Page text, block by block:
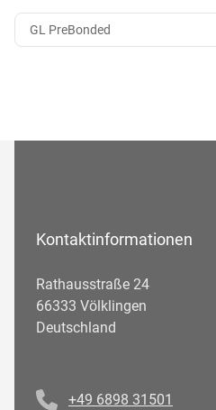
GL PreBonded
Kontaktinformationen
Rathausstraße 24
66333 Völklingen
Deutschland
+49 6898 31501